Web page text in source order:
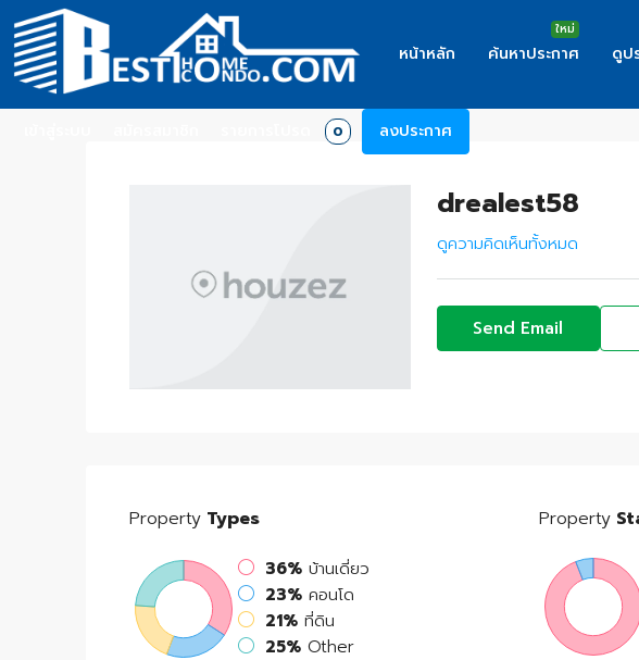
หน้าหลัก ค้นหาประกาศ ดูป
0 ลงประกาศ
drealest58
ดูความคิดเห็นทั้งหมด
Send Email
Property Types
36% บ้านเดี่ยว
23% คอนโด
21% ที่ดิน
25% Other
Property